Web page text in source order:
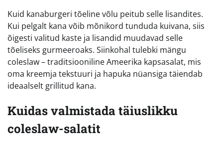
Kuid kanaburgeri tõeline võlu peitub selle lisandites.
Kui pelgalt kana võib mõnikord tunduda kuivana, siis
õigesti valitud kaste ja lisandid muudavad selle
tõeliseks gurmeeroaks. Siinkohal tulebki mängu
coleslaw – traditsiooniline Ameerika kapsasalat, mis
oma kreemja tekstuuri ja hapuka nüansiga täiendab
ideaalselt grillitud kana.
Kuidas valmistada täiuslikku
coleslaw-salatit